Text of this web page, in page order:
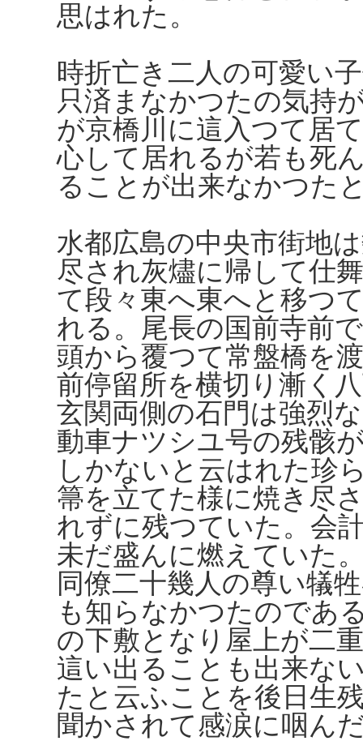
思はれた。
時折亡き二人の可愛い
只済まなかつたの気持
が京橋川に這入つて居
心して居れるが若も死
ることが出来なかつた
水都広島の中央市街地
尽され灰燼に帰して仕
て段々東へ東へと移つ
れる。尾長の国前寺前
頭から覆つて常盤橋を
前停留所を横切り漸く
玄関両側の石門は強烈
動車ナツシユ号の残骸
しかないと云はれた珍
箒を立てた様に焼き尽
れずに残つていた。会
未だ盛んに燃えていた
同僚二十幾人の尊い犠
も知らなかつたのであ
の下敷となり屋上が二
這い出ることも出来な
たと云ふことを後日生
聞かされて感涙に咽ん